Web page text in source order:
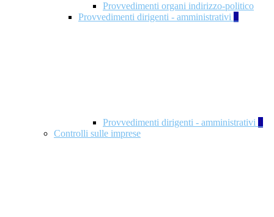
Provvedimenti organi indirizzo-politico
Provvedimenti dirigenti - amministrativi 3
Provvedimenti dirigenti - amministrativi 1
Controlli sulle imprese